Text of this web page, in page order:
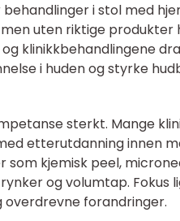
i stol med
uten riktige
klinikkbehandlingene
i huden og styrke
sterkt. Mange
etterutdanning innen
kjemisk peel,
og volumtap. Fokus
forandringer.